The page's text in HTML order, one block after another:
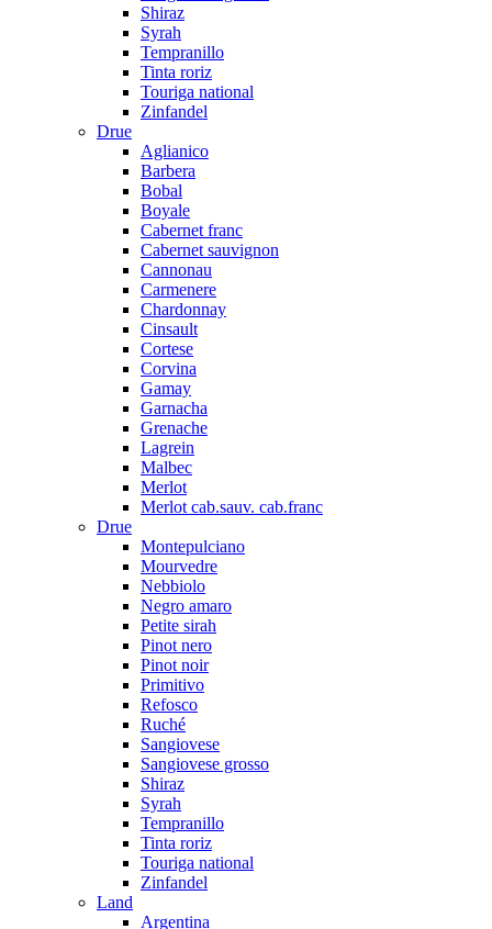
Shiraz
Syrah
Tempranillo
Tinta roriz
Touriga national
Zinfandel
Drue
Aglianico
Barbera
Bobal
Boyale
Cabernet franc
Cabernet sauvignon
Cannonau
Carmenere
Chardonnay
Cinsault
Cortese
Corvina
Gamay
Garnacha
Grenache
Lagrein
Malbec
Merlot
Merlot cab.sauv. cab.franc
Drue
Montepulciano
Mourvedre
Nebbiolo
Negro amaro
Petite sirah
Pinot nero
Pinot noir
Primitivo
Refosco
Ruché
Sangiovese
Sangiovese grosso
Shiraz
Syrah
Tempranillo
Tinta roriz
Touriga national
Zinfandel
Land
Argentina